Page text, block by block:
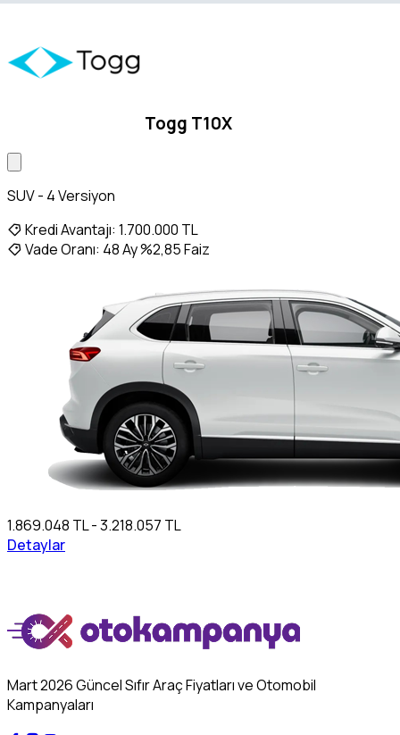
Togg T10X
SUV - 4 Versiyon
Kredi Avantajı: 1.700.000 TL
Vade Oranı: 48 Ay %2,85 Faiz
1.869.048 TL - 3.218.057 TL
Detaylar
Mart 2026 Güncel Sıfır Araç Fiyatları ve Otomobil
Kampanyaları